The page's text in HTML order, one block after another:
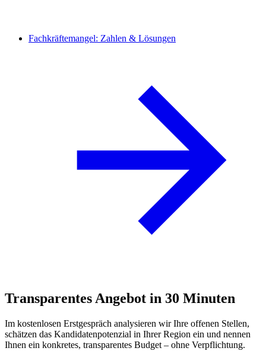
Fachkräftemangel: Zahlen & Lösungen
Transparentes Angebot in 30 Minuten
Im kostenlosen Erstgespräch analysieren wir Ihre offenen Stellen,
schätzen das Kandidatenpotenzial in Ihrer Region ein und nennen
Ihnen ein konkretes, transparentes Budget – ohne Verpflichtung.